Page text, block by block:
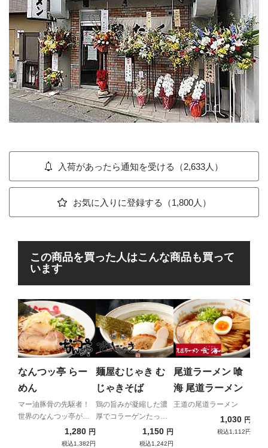
入荷があったら通知を受ける（2,633人）
お気に入りに登録する（1,800人）
この商品を買った人はこんな商品も買って
います
なんつッ亭 らー
めん
マー油豚骨の先駆者！
世界のなんつッ亭が通
1,280 円
税込1,382円
麺屋むじゃき む
じゃきそば
鶏の旨みが凝縮した濃
厚でコラーゲンたっぷ
1,150 円
税込1,242円
尾道ラーメン 喰
海 尾道ラーメン
王道の尾道ラーメン
1,030 円
税込1,112円